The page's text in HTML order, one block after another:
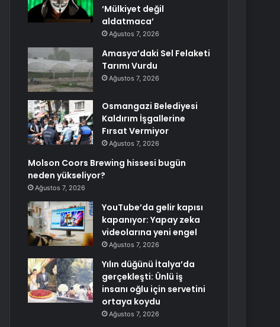
‘Mülkiyet değil
aldatmaca’
Ağustos 7, 2026
Amasya’daki Sel Felaketi
Tarımı Vurdu
Ağustos 7, 2026
Osmangazi Belediyesi
Kaldırım İşgallerine
Fırsat Vermiyor
Ağustos 7, 2026
Molson Coors Brewing hissesi bugün
neden yükseliyor?
Ağustos 7, 2026
YouTube’da gelir kapısı
kapanıyor: Yapay zeka
videolarına yeni engel
Ağustos 7, 2026
Yılın düğünü İtalya’da
gerçekleşti: Ünlü iş
insanı oğlu için servetini
ortaya koydu
Ağustos 7, 2026